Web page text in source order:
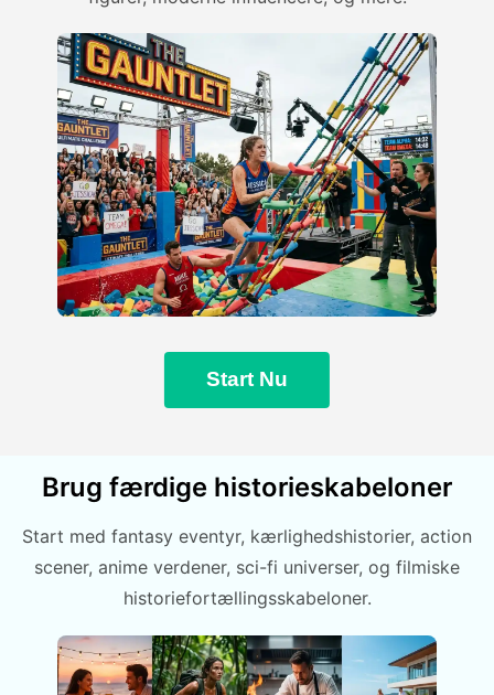
Start Nu
Brug færdige historieskabeloner
Start med fantasy eventyr, kærlighedshistorier, action
scener, anime verdener, sci-fi universer, og filmiske
historiefortællingsskabeloner.